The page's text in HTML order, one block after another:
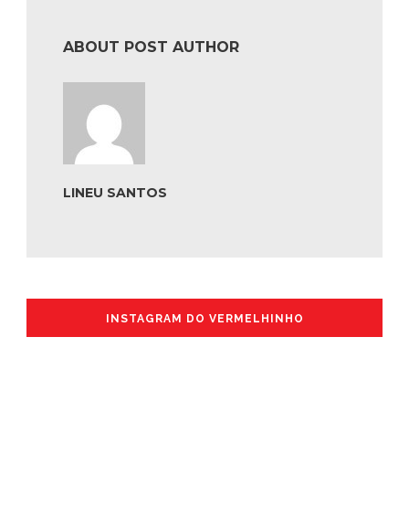
ABOUT POST AUTHOR
LINEU SANTOS
INSTAGRAM DO VERMELHINHO